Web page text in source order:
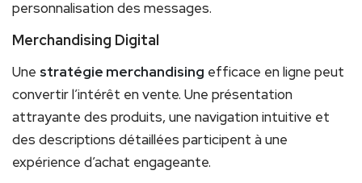
personnalisation des messages.
Merchandising Digital
Une stratégie merchandising efficace en ligne peut
convertir l’intérêt en vente. Une présentation
attrayante des produits, une navigation intuitive et
des descriptions détaillées participent à une
expérience d’achat engageante.